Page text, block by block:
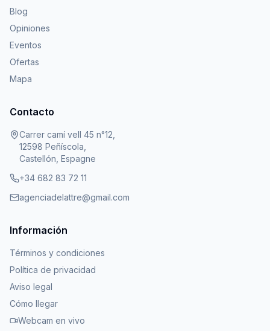
Blog
Opiniones
Eventos
Ofertas
Mapa
Contacto
Carrer camí vell 45 n°12,
12598 Peñíscola,
Castellón, Espagne
+34 682 83 72 11
agenciadelattre@gmail.com
Información
Términos y condiciones
Política de privacidad
Aviso legal
Cómo llegar
Webcam en vivo